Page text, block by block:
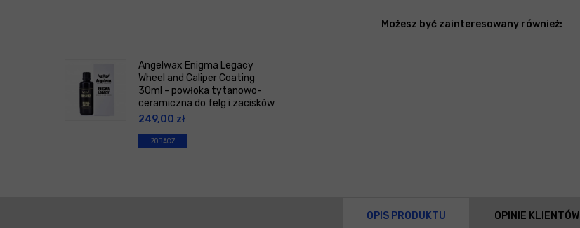
Możesz być zainteresowany również:
Angelwax Enigma Legacy
Wheel and Caliper Coating
30ml - powłoka tytanowo-
ceramiczna do felg i zacisków
249,00 zł
ZOBACZ
OPIS PRODUKTU OPINIE KLIENTÓW